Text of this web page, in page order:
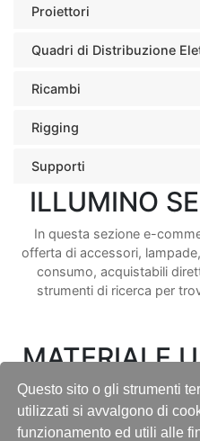
Questo sito o gli strumenti
utilizzati si avvalgono di
funzionamento ed utili alle
Proiettori
Quadri di Distribuzione
Ricambi
Rigging
Supporti
ILLUMINO
In questa sezione e-
offerta di accessori,
consumo, acquistabili
strumenti di ricerca per
MATERIALE